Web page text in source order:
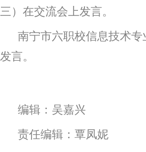
三）在交流会上发言。
南宁市六职校信息技术
发言。
编辑：吴嘉兴
责任编辑：覃凤妮